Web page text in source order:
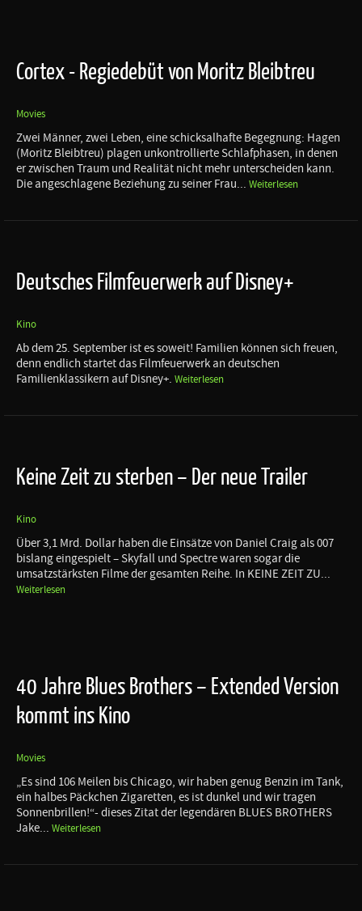
Cortex - Regiedebüt von Moritz Bleibtreu
Movies
Zwei Männer, zwei Leben, eine schicksalhafte Begegnung: Hagen
(Moritz Bleibtreu) plagen unkontrollierte Schlafphasen, in denen
er zwischen Traum und Realität nicht mehr unterscheiden kann.
Die angeschlagene Beziehung zu seiner Frau... Weiterlesen
Deutsches Filmfeuerwerk auf Disney+
Kino
Ab dem 25. September ist es soweit! Familien können sich freuen,
denn endlich startet das Filmfeuerwerk an deutschen
Familienklassikern auf Disney+. Weiterlesen
Keine Zeit zu sterben – Der neue Trailer
Kino
Über 3,1 Mrd. Dollar haben die Einsätze von Daniel Craig als 007
bislang eingespielt – Skyfall und Spectre waren sogar die
umsatzstärksten Filme der gesamten Reihe. In KEINE ZEIT ZU...
Weiterlesen
40 Jahre Blues Brothers – Extended Version
kommt ins Kino
Movies
„Es sind 106 Meilen bis Chicago, wir haben genug Benzin im Tank,
ein halbes Päckchen Zigaretten, es ist dunkel und wir tragen
Sonnenbrillen!“- dieses Zitat der legendären BLUES BROTHERS
Jake... Weiterlesen